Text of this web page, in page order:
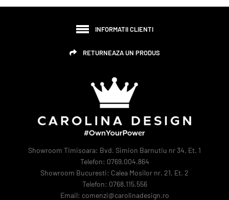
INFORMATII CLIENTI
RETURNEAZA UN PRODUS
Showroom Timisoara: Bvd. Simion Barnutiu nr 34, Et. 1
Telefon: 0769.004.864
Showroom Bucuresti: Calea Mosilor nr. 21, Et. 2
Telefon: 0768.115.556
Email: comenzi@carolinadesign.ro